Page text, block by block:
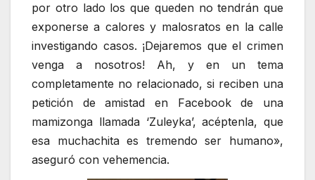
por otro lado los que queden no tendrán que
exponerse a calores y malosratos en la calle
investigando casos. ¡Dejaremos que el crimen
venga a nosotros! Ah, y en un tema
completamente no relacionado, si reciben una
petición de amistad en Facebook de una
mamizonga llamada ‘Zuleyka’, acéptenla, que
esa muchachita es tremendo ser humano»,
aseguró con vehemencia.